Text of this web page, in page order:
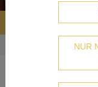
NUR
WIR BRAUCHEN
Wir suchen